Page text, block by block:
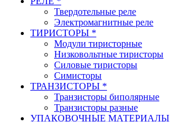
Твердотельные реле
Электромагнитные реле
ТИРИСТОРЫ *
Модули тиристорные
Низковольтные тиристоры
Силовые тиристоры
Симисторы
ТРАНЗИСТОРЫ *
Транзисторы биполярные
Транзисторы разные
УПАКОВОЧНЫЕ МАТЕРИАЛЫ